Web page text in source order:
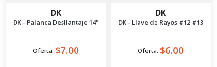
DK
DK - Palanca Desllantaje 14"
Oferta: $7.00
DK
DK - Llave de Rayos #12 #13
Oferta: $6.00